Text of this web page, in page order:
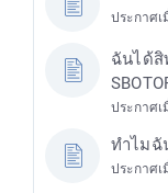
ประกาศเ
ฉันได้สิ
ประกาศเ
ทำไมฉั
ประกาศเ